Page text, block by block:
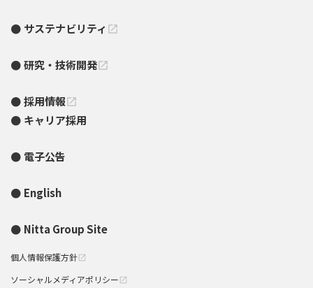
サステナビリティ open_in_new
研究・技術開発open_in_new
採用情報open_in_new
キャリア採用
電子公告
English
Nitta Group Site
個人情報保護方針 open_in_new
ソーシャルメディアポリシー open_in_new